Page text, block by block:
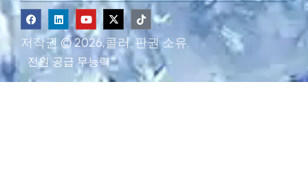
저작권 © 2026,콜러. 판권 소유.
전원 공급 무능력